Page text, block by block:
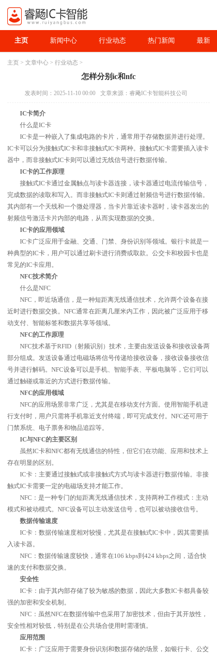
主页 新闻中心 行业动态 热门新闻 最新
主页 > 文章中心 > 行业动态 >
怎样分别ic和nfc
发表时间：2025-11-10 00:00 文章来源：睿飏IC卡智能科技公司
IC卡简介
什么是IC卡
IC卡是一种嵌入了集成电路的卡片，通常用于存储数据并进行处理。
IC卡可以分为接触式IC卡和非接触式IC卡两种。接触式IC卡需要插入读卡
器中，而非接触式IC卡则可以通过无线信号进行数据传输。
IC卡的工作原理
接触式IC卡通过金属触点与读卡器连接，读卡器通过电流传输信号，
完成数据的读取和写入。而非接触式IC卡则通过射频信号进行数据传输。
其内部有一个天线和一个微处理器，当卡片靠近读卡器时，读卡器发出的
射频信号激活卡片内部的电路，从而实现数据的交换。
IC卡的应用领域
IC卡广泛应用于金融、交通、门禁、身份识别等领域。银行卡就是一
种典型的IC卡，用户可以通过刷卡进行消费或取款。公交卡和校园卡也是
常见的IC卡应用。
NFC技术简介
什么是NFC
NFC，即近场通信，是一种短距离无线通信技术，允许两个设备在接
近时进行数据交换。NFC通常在距离几厘米内工作，因此被广泛应用于移
动支付、智能标签和数据共享等领域。
NFC的工作原理
NFC技术基于RFID（射频识别）技术，主要由发送设备和接收设备两
部分组成。发送设备通过电磁场将信号传递给接收设备，接收设备接收信
号并进行解码。NFC设备可以是手机、智能手表、平板电脑等，它们可以
通过触碰或靠近的方式进行数据传输。
NFC的应用领域
NFC的应用场景非常广泛，尤其是在移动支付方面。使用智能手机进
行支付时，用户只需将手机靠近支付终端，即可完成支付。NFC还可用于
门禁系统、电子票务和物品追踪等。
IC与NFC的主要区别
虽然IC卡和NFC都有无线通信的特性，但它们在功能、应用和技术上
存在明显的区别。
IC卡：主要通过接触式或非接触式方式与读卡器进行数据传输。非接
触式IC卡需要一定的电磁场支持才能工作。
NFC：是一种专门的短距离无线通信技术，支持两种工作模式：主动
模式和被动模式。NFC设备可以主动发送信号，也可以被动接收信号。
数据传输速度
IC卡：数据传输速度相对较慢，尤其是在接触式IC卡中，因其需要插
入读卡器。
NFC：数据传输速度较快，通常在106 kbps到424 kbps之间，适合快
速的支付和数据交换。
安全性
IC卡：由于其内部存储了较为敏感的数据，因此大多数IC卡都具备较
强的加密和安全机制。
NFC：虽然NFC在数据传输中也采用了加密技术，但由于其开放性，
安全性相对较低，特别是在公共场合使用时需谨慎。
应用范围
IC卡：广泛应用于需要身份识别和数据存储的场景，如银行卡、公交